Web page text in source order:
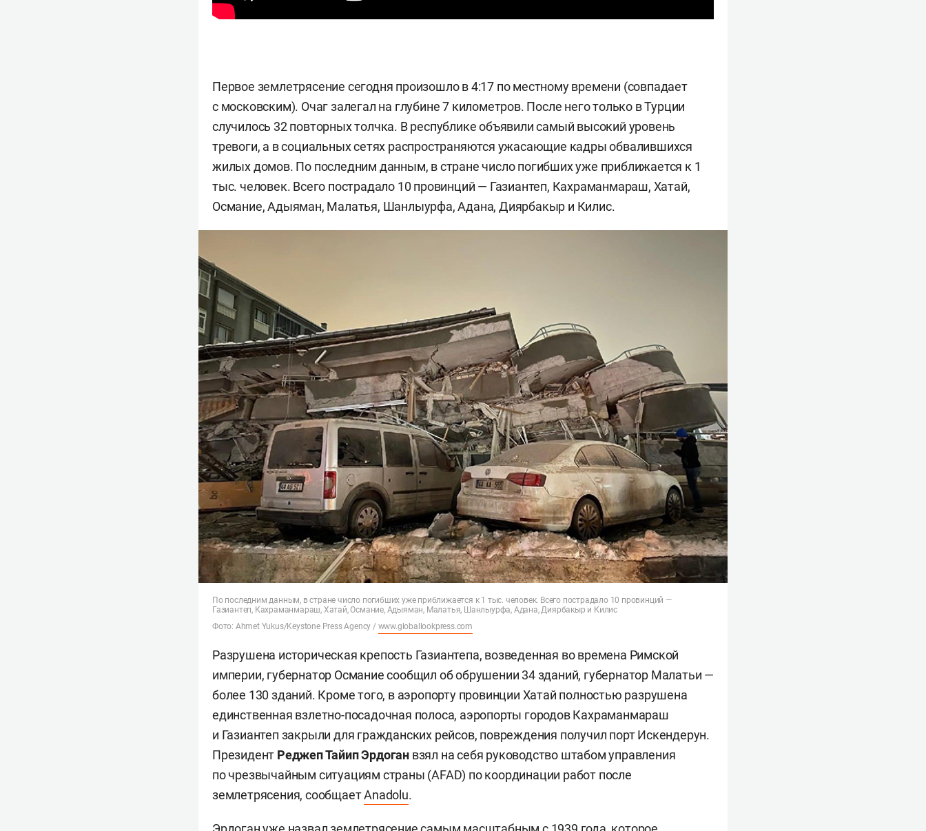
Первое землетрясение сегодня произошло в 4:17 по местному времени (совпадает
с московским). Очаг залегал на глубине 7 километров. После него только в Турции
случилось 32 повторных толчка. В республике объявили самый высокий уровень
тревоги, а в социальных сетях распространяются ужасающие кадры обвалившихся
жилых домов. По последним данным, в стране число погибших уже приближается к 1
тыс. человек. Всего пострадало 10 провинций — Газиантеп, Кахраманмараш, Хатай,
Османие, Адыяман, Малатья, Шанлыурфа, Адана, Диярбакыр и Килис.
По последним данным, в стране число погибших уже приближается к 1 тыс. человек. Всего пострадало 10 провинций —
Газиантеп, Кахраманмараш, Хатай, Османие, Адыяман, Малатья, Шанлыурфа, Адана, Диярбакыр и Килис
Фото: Ahmet Yukus/Keystone Press Agency / www.globallookpress.com
Разрушена историческая крепость Газиантепа, возведенная во времена Римской
империи, губернатор Османие сообщил об обрушении 34 зданий, губернатор Малатьи —
более 130 зданий. Кроме того, в аэропорту провинции Хатай полностью разрушена
единственная взлетно-посадочная полоса, аэропорты городов Кахраманмараш
и Газиантеп закрыли для гражданских рейсов, повреждения получил порт Искендерун.
Президент Реджеп Тайип Эрдоган взял на себя руководство штабом управления
по чрезвычайным ситуациям страны (AFAD) по координации работ после
землетрясения, сообщаетAnadolu.